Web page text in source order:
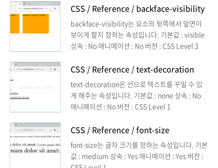
CSS / Reference / backface-visibility
backface-visibility는 요소의 뒷쪽에서 앞면이
보이게 할지 정하는 속성입니다. 기본값 : visible
상속 : No 애니메이션 : No 버전 : CSS Level 3
CSS / Reference / text-decoration
text-decoration은 선으로 텍스트를 꾸밀 수 있
게 해주는 속성입니다. 기본값 : none 상속 : No
애니메이션 : No 버전 : CSS Level 1
CSS / Reference / font-size
font-size는 글자 크기를 정하는 속성입니다. 기본
값 : medium 상속 : Yes 애니메이션 : Yes 버전 :